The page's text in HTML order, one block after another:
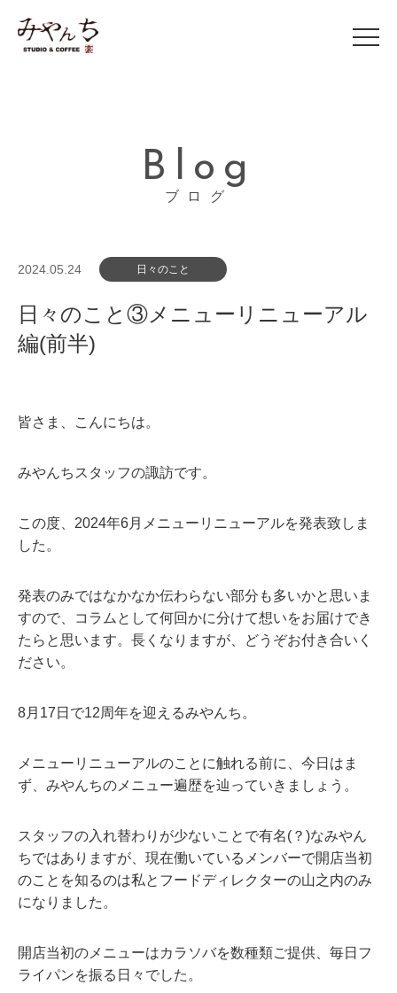
Blog
ブログ
2024.05.24 日々のこと
日々のこと③メニューリニューアル
編(前半)
皆さま、こんにちは。
みやんちスタッフの諏訪です。
この度、2024年6月メニューリニューアルを発表致しま
した。
発表のみではなかなか伝わらない部分も多いかと思いま
すので、コラムとして何回かに分けて想いをお届けでき
たらと思います。長くなりますが、どうぞお付き合いく
ださい。
8月17日で12周年を迎えるみやんち。
メニューリニューアルのことに触れる前に、今日はま
ず、みやんちのメニュー遍歴を辿っていきましょう。
スタッフの入れ替わりが少ないことで有名(？)なみやん
ちではありますが、現在働いているメンバーで開店当初
のことを知るのは私とフードディレクターの山之内のみ
になりました。
開店当初のメニューはカラソバを数種類ご提供、毎日フ
ライパンを振る日々でした。